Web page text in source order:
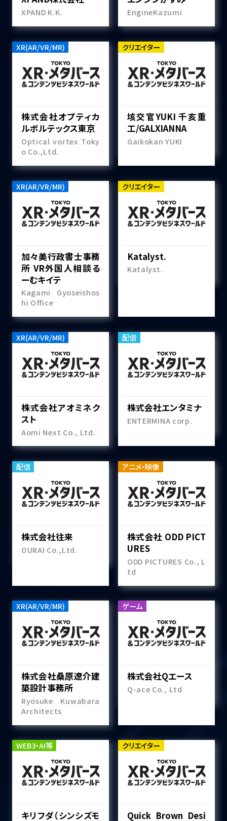
XPAND K.K. EngineKazumi
XR(AR/VR/MR)
株式会社オプティカ
ルボルテックス東京
Optical vortex Toky
o Co.,Ltd.
クリエイター
垓交官YUKI 千亥重
工/GALXIANNA
Gaikokan YUKI
XR(AR/VR/MR)
加々美行政書士事務
所 VR外国人相談る
ーむキイテ
Kagami Gyoseishos
hi Office
クリエイター
Katalyst.
Katalyst.
XR(AR/VR/MR)
株式会社アオミネク
スト
Aomi Next Co., Ltd.
配信
株式会社エンタミナ
ENTERMINA corp.
配信
株式会社往来
OURAI Co.,Ltd.
アニメ・映像
株式会社 ODD PICT
URES
ODD PICTURES Co., L
td
XR(AR/VR/MR)
株式会社桑原遼介建
築設計事務所
Ryosuke Kuwabara
Architects
ゲーム
株式会社Qエース
Q-ace Co., Ltd
WEB3・AI等
キリフダ（シンシズモ
クリエイター
Quick Brown Desi